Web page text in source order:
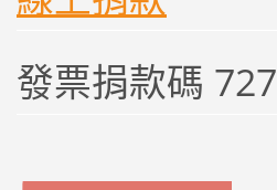
發票捐款碼 727